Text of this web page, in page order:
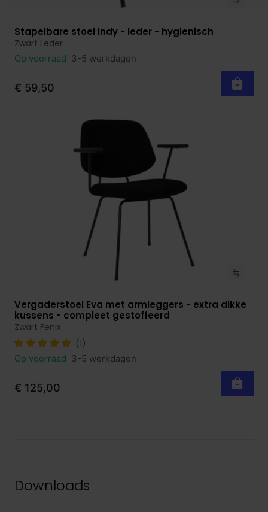
Bekijk product
Stapelbare stoel Indy - leder - hygienisch
Zwart Leder
Op voorraad 3-5 werkdagen
€ 59,50
Bekijk product
Vergaderstoel Eva met armleggers - extra dikke
kussens - compleet gestoffeerd
Zwart Fenix
(1)
Op voorraad 3-5 werkdagen
€ 125,00
Downloads